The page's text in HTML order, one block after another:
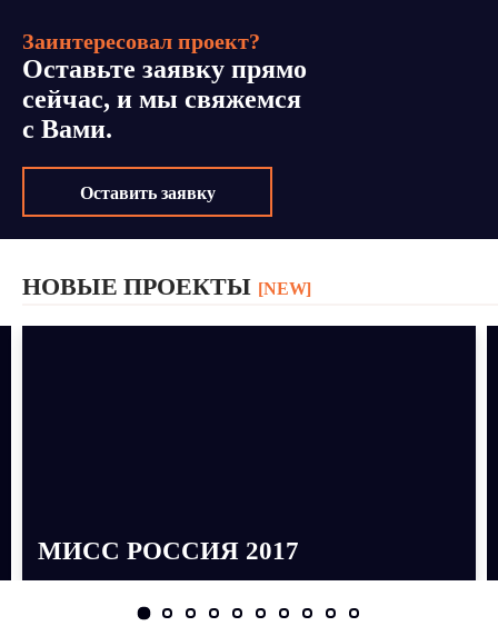
Заинтересовал проект?
Оставьте заявку прямо
сейчас, и мы свяжемся
с Вами.
Оставить заявку
НОВЫЕ ПРОЕКТЫ [NEW]
МИСС РОССИЯ 2017